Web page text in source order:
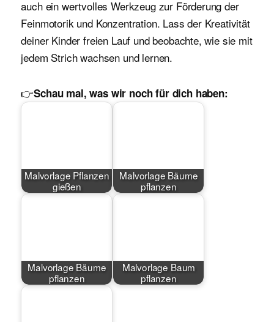
auch ein wertvolles Werkzeug zur Förderung der
Feinmotorik und Konzentration. Lass der Kreativität
deiner Kinder freien Lauf und beobachte, wie sie mit
jedem Strich wachsen und lernen.
👉Schau mal, was wir noch für dich haben:
Malvorlage Pflanzen
gießen
Malvorlage Bäume
pflanzen
Malvorlage Bäume
pflanzen
Malvorlage Baum
pflanzen